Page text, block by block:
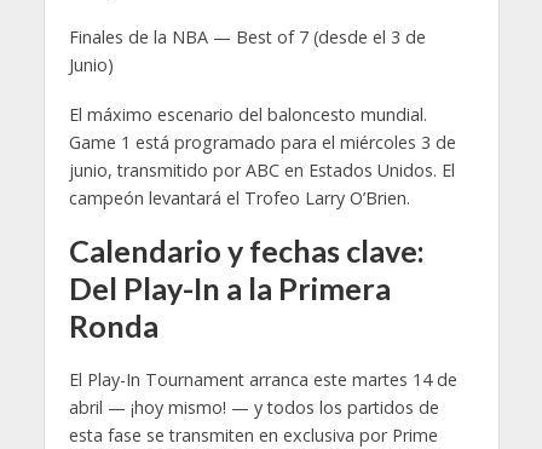
Finales de la NBA — Best of 7 (desde el 3 de
Junio)
El máximo escenario del baloncesto mundial.
Game 1 está programado para el miércoles 3 de
junio, transmitido por ABC en Estados Unidos. El
campeón levantará el Trofeo Larry O’Brien.
Calendario y fechas clave:
Del Play-In a la Primera
Ronda
El Play-In Tournament arranca este martes 14 de
abril — ¡hoy mismo! — y todos los partidos de
esta fase se transmiten en exclusiva por Prime